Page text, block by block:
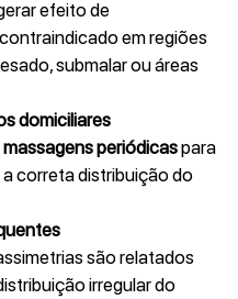
efeito de
em regiões
submalar ou áreas
domiciliares
massagens periódicaspara
correta distribuição do
são relatados
irregular do